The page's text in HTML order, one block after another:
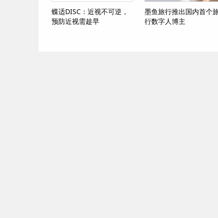
蝶适DISC：近视不可逆，
预防近视需趁早
墨鱼旅行推出国内首个
行数字人博主